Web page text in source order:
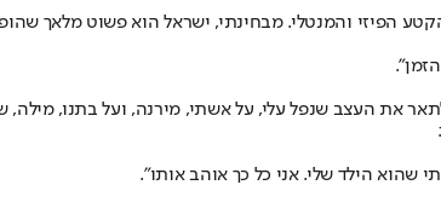
הפיזי והמנטלי. מבחינתי, ישראל הוא פשוט מלאך
עם דור, נהרג בנו של ישראל, דורון, בתאונת דרכים בתל אביב, בגיל 41. "אי אפשר לתאר את העצב
שהוא הילד שלי. אני כל כך אוהב אותו".